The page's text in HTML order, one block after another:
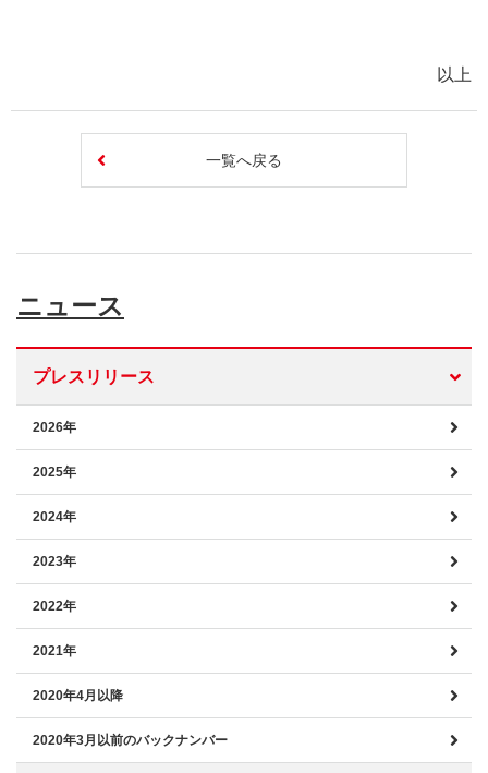
以上
一覧へ戻る
ニュース
プレスリリース
2026年
2025年
2024年
2023年
2022年
2021年
2020年4月以降
2020年3月以前のバックナンバー